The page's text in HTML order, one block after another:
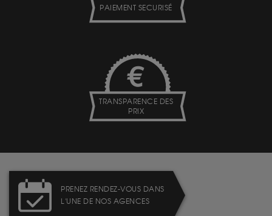
PAIEMENT SECURISÉ
TRANSPARENCE DES
PRIX
PRENEZ RENDEZ-VOUS DANS
L'UNE DE NOS AGENCES